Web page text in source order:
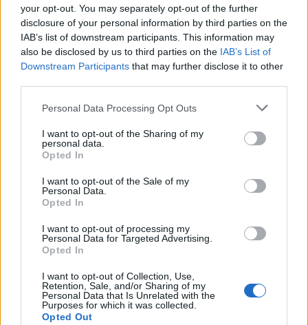
your opt-out. You may separately opt-out of the further
disclosure of your personal information by third parties on the
IAB’s list of downstream participants. This information may
also be disclosed by us to third parties on the IAB’s List of
Downstream Participants that may further disclose it to other
Personal Data Processing Opt Outs
I want to opt-out of the Sharing of my
personal data.
Opted In
I want to opt-out of the Sale of my
Personal Data.
Opted In
I want to opt-out of processing my
Personal Data for Targeted Advertising.
Opted In
I want to opt-out of Collection, Use,
Retention, Sale, and/or Sharing of my
Personal Data that Is Unrelated with the
Purposes for which it was collected.
Opted Out
Πυρκαγιές και επιβαρυμένη ατμόσφαιρα: 6 μέτρα
προστασίας για παιδιά και ενήλικες προτείνει ο
ΕΠΙΚΑΙΡΌΤΗΤΑ 05/08/2026 - 18:05